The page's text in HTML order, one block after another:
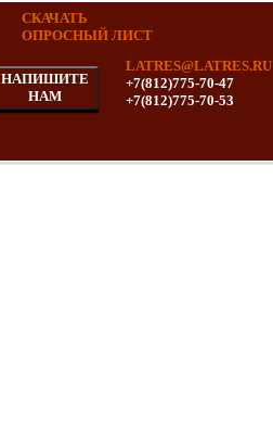
СКАЧАТЬ
ОПРОСНЫЙ ЛИСТ
НАПИШИТЕ
НАМ
LATRES@LATRES.RU
+7(812)775-70-47
+7(812)775-70-53